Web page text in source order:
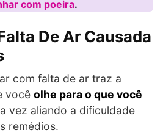
com poeira.
De Ar Causada
com falta de ar traz a
você olhe para o que você
vez aliando a dificuldade
remédios.